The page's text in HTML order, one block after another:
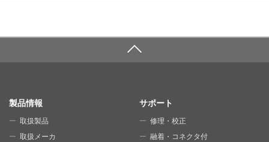
SITE MAP
製品情報
取扱製品
取扱メーカ
サポート
修理・校正
融着・コネクタ付